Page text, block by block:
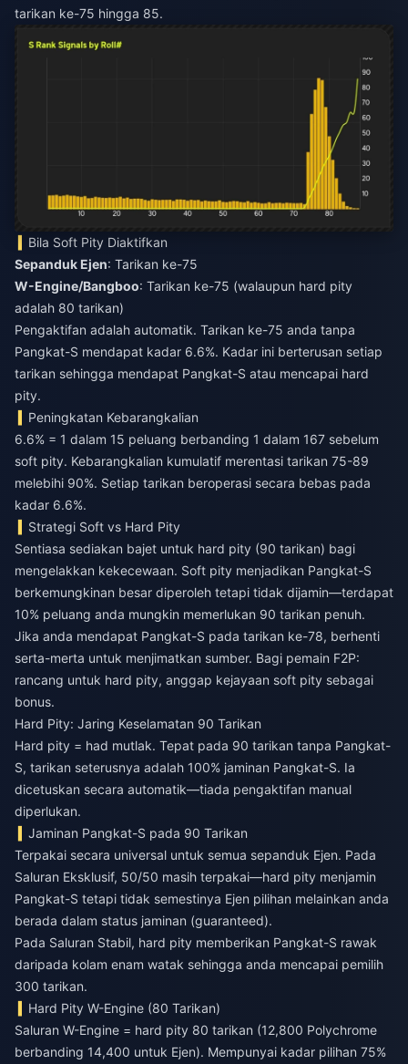
tarikan ke-75 hingga 85.
Bila Soft Pity Diaktifkan
Sepanduk Ejen: Tarikan ke-75
W-Engine/Bangboo: Tarikan ke-75 (walaupun hard pity
adalah 80 tarikan)
Pengaktifan adalah automatik. Tarikan ke-75 anda tanpa
Pangkat-S mendapat kadar 6.6%. Kadar ini berterusan setiap
tarikan sehingga mendapat Pangkat-S atau mencapai hard
pity.
Peningkatan Kebarangkalian
6.6% = 1 dalam 15 peluang berbanding 1 dalam 167 sebelum
soft pity. Kebarangkalian kumulatif merentasi tarikan 75-89
melebihi 90%. Setiap tarikan beroperasi secara bebas pada
kadar 6.6%.
Strategi Soft vs Hard Pity
Sentiasa sediakan bajet untuk hard pity (90 tarikan) bagi
mengelakkan kekecewaan. Soft pity menjadikan Pangkat-S
berkemungkinan besar diperoleh tetapi tidak dijamin—terdapat
10% peluang anda mungkin memerlukan 90 tarikan penuh.
Jika anda mendapat Pangkat-S pada tarikan ke-78, berhenti
serta-merta untuk menjimatkan sumber. Bagi pemain F2P:
rancang untuk hard pity, anggap kejayaan soft pity sebagai
bonus.
Hard Pity: Jaring Keselamatan 90 Tarikan
Hard pity = had mutlak. Tepat pada 90 tarikan tanpa Pangkat-
S, tarikan seterusnya adalah 100% jaminan Pangkat-S. Ia
dicetuskan secara automatik—tiada pengaktifan manual
diperlukan.
Jaminan Pangkat-S pada 90 Tarikan
Terpakai secara universal untuk semua sepanduk Ejen. Pada
Saluran Eksklusif, 50/50 masih terpakai—hard pity menjamin
Pangkat-S tetapi tidak semestinya Ejen pilihan melainkan anda
berada dalam status jaminan (guaranteed).
Pada Saluran Stabil, hard pity memberikan Pangkat-S rawak
daripada kolam enam watak sehingga anda mencapai pemilih
300 tarikan.
Hard Pity W-Engine (80 Tarikan)
Saluran W-Engine = hard pity 80 tarikan (12,800 Polychrome
berbanding 14,400 untuk Ejen). Mempunyai kadar pilihan 75%